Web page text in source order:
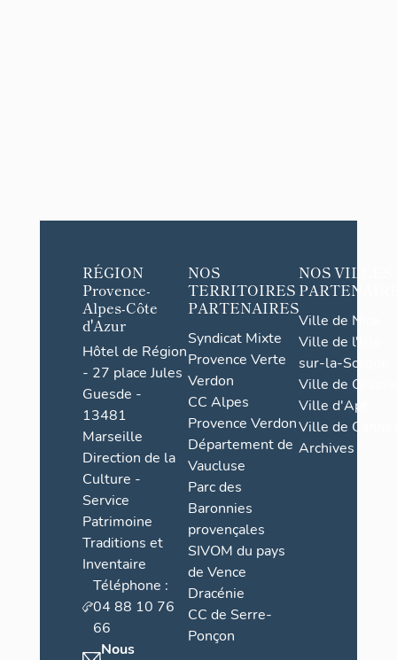
RÉGION
Provence-
Alpes-Côte
d'Azur
Hôtel de Région
- 27 place Jules
Guesde -
13481
Marseille
Direction de la
Culture -
Service
Patrimoine
Traditions et
Inventaire
Téléphone :
04 88 10 76
66
Nous
NOS
TERRITOIRES
PARTENAIRES
Syndicat Mixte
Provence Verte
Verdon
CC Alpes
Provence Verdon
Département de
Vaucluse
Parc des
Baronnies
provençales
SIVOM du pays
de Vence
Dracénie
CC de Serre-
Ponçon
NOS VILLES
Ville de Nice
Ville de l'Isle-
sur-la-Sorgue
Ville de Grasse
Ville d'Apt
Ville de
Archives